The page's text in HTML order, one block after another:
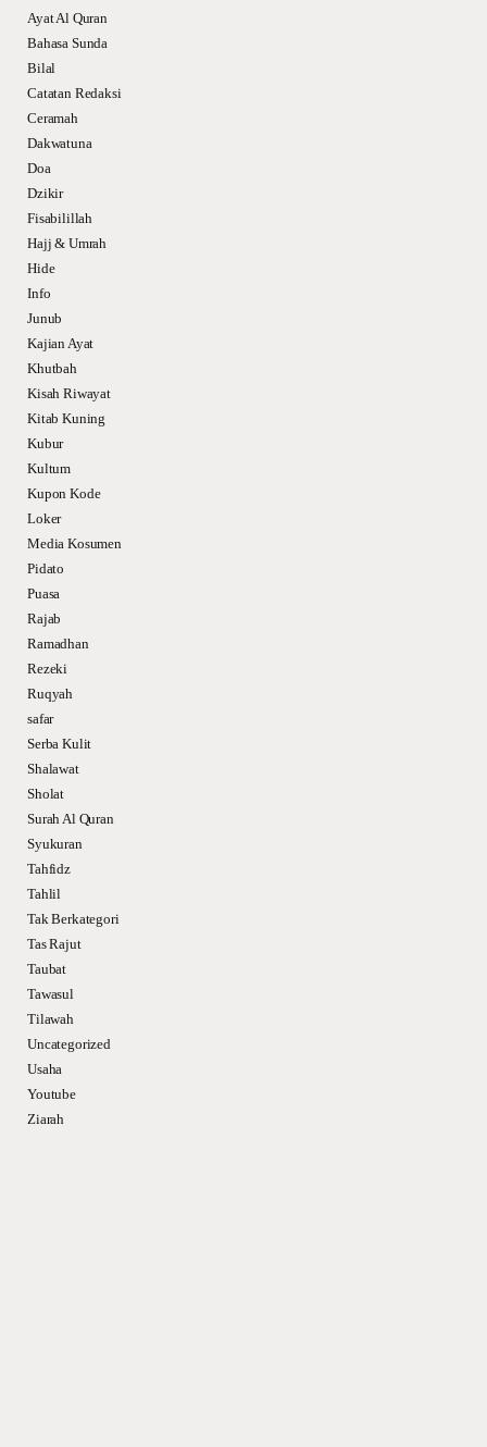
Ayat Al Quran
Bahasa Sunda
Bilal
Catatan Redaksi
Ceramah
Dakwatuna
Doa
Dzikir
Fisabilillah
Hajj & Umrah
Hide
Info
Junub
Kajian Ayat
Khutbah
Kisah Riwayat
Kitab Kuning
Kubur
Kultum
Kupon Kode
Loker
Media Kosumen
Pidato
Puasa
Rajab
Ramadhan
Rezeki
Ruqyah
safar
Serba Kulit
Shalawat
Sholat
Surah Al Quran
Syukuran
Tahfidz
Tahlil
Tak Berkategori
Tas Rajut
Taubat
Tawasul
Tilawah
Uncategorized
Usaha
Youtube
Ziarah